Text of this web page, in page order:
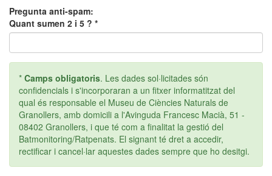
Pregunta anti-spam:
Quant sumen 2 i 5 ? *
* Camps obligatoris. Les dades sol·licitades són
confidencials i s'incorporaran a un fitxer informatitzat del
qual és responsable el Museu de Ciències Naturals de
Granollers, amb domicili a l'Avinguda Francesc Macià, 51 -
08402 Granollers, i que té com a finalitat la gestió del
Batmonitoring/Ratpenats. El signant té dret a accedir,
rectificar i cancel·lar aquestes dades sempre que ho desitgi.